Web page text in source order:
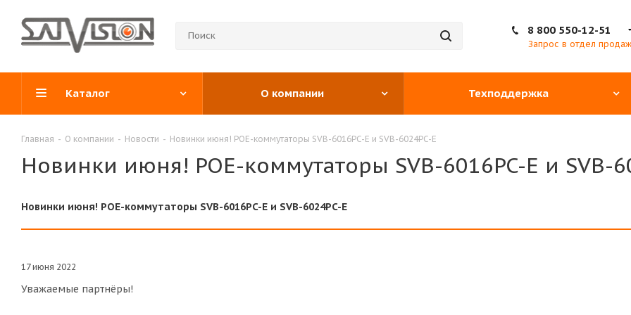
8 800 550-12-51
Запрос в отдел продаж
Каталог О компании Техподдержка
Главная - О компании - Новости - Новинки июня! POE-коммутаторы SVB-6016PC-E и SVB-6024PC-E
Новинки июня! POE-коммутаторы SVB-6016PC-E и SVB-
Новинки июня! POE-коммутаторы SVB-6016PC-E и SVB-6024PC-E
17 июня 2022
Уважаемые партнёры!